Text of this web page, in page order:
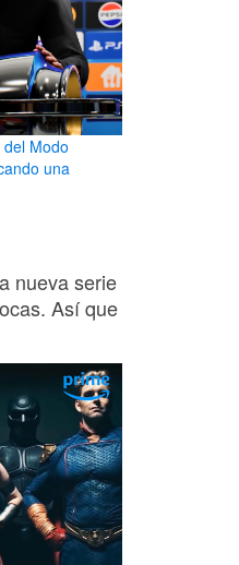
Modo
una
nueva serie
Así que